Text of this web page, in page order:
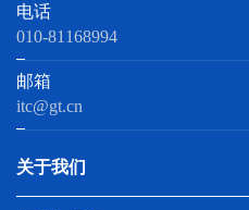
电话
010-81168994
邮箱
itc@gt.cn
关于我们